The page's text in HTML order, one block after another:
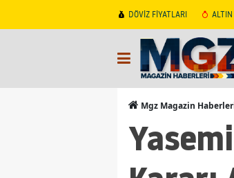
DÖVİZ FİYATLARI ALTIN
Mgz Magazin